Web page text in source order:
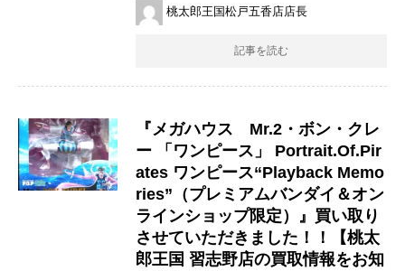
桃太郎王国松戸五香店店長
記事を読む
『メガハウス Mr.2・ボン・クレ
ー ​「ワンピース」 ​Portrait.Of.Pir
ates ​ワンピース“Playback ​Memo
ries”（プレミアムバンダイ＆オン
ラインショップ限定）』買い取り
させていただきました！！【桃太
郎王国 習志野店の買取情報をお知